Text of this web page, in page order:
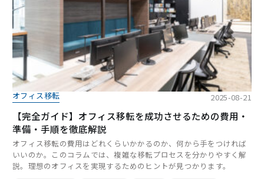
オフィス移転 2025-08-21
【完全ガイド】オフィス移転を成功させるための費用・
準備・手順を徹底解説
オフィス移転の費用はどれくらいかかるのか、何から手をつければ
いいのか。このコラムでは、複雑な移転プロセスを分かりやすく解
説。理想のオフィスを実現するためのヒントが見つかります。